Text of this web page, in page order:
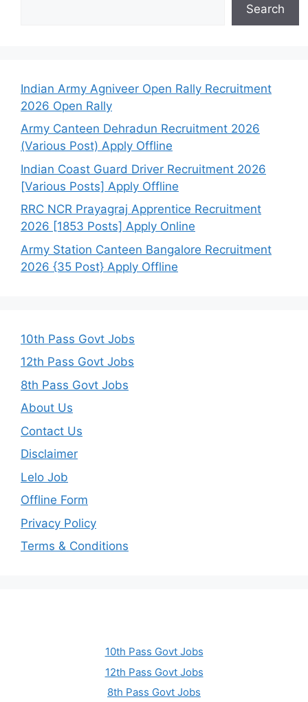
Search
Indian Army Agniveer Open Rally Recruitment
2026 Open Rally
Army Canteen Dehradun Recruitment 2026
(Various Post) Apply Offline
Indian Coast Guard Driver Recruitment 2026
[Various Posts] Apply Offline
RRC NCR Prayagraj Apprentice Recruitment
2026 [1853 Posts] Apply Online
Army Station Canteen Bangalore Recruitment
2026 {35 Post} Apply Offline
10th Pass Govt Jobs
12th Pass Govt Jobs
8th Pass Govt Jobs
About Us
Contact Us
Disclaimer
Lelo Job
Offline Form
Privacy Policy
Terms & Conditions
10th Pass Govt Jobs
12th Pass Govt Jobs
8th Pass Govt Jobs